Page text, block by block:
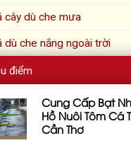
cây dù che mưa
dù che nắng ngoài trời
điểm
Cung Cấp Bạt
Hồ Nuôi Tôm Cá
Cần Thơ